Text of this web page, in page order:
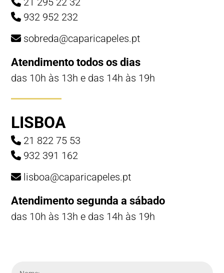
932 952 232
sobreda@caparicapeles.pt
Atendimento todos os dias
das 10h às 13h e das 14h às 19h
LISBOA
21 822 75 53
932 391 162
lisboa@caparicapeles.pt
Atendimento segunda a sábado
das 10h às 13h e das 14h às 19h